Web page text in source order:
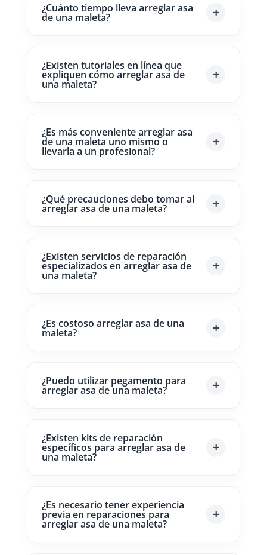
¿Cuánto tiempo lleva arreglar asa
de una maleta?
¿Existen tutoriales en línea que
expliquen cómo arreglar asa de
una maleta?
¿Es más conveniente arreglar asa
de una maleta uno mismo o
llevarla a un profesional?
¿Qué precauciones debo tomar al
arreglar asa de una maleta?
¿Existen servicios de reparación
especializados en arreglar asa de
una maleta?
¿Es costoso arreglar asa de una
maleta?
¿Puedo utilizar pegamento para
arreglar asa de una maleta?
¿Existen kits de reparación
específicos para arreglar asa de
una maleta?
¿Es necesario tener experiencia
previa en reparaciones para
arreglar asa de una maleta?